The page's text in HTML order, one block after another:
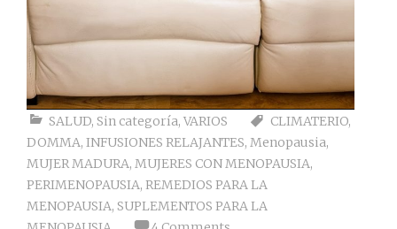
SALUD, Sin categoría, VARIOS CLIMATERIO,
DOMMA, INFUSIONES RELAJANTES, Menopausia,
MUJER MADURA, MUJERES CON MENOPAUSIA,
PERIMENOPAUSIA, REMEDIOS PARA LA
MENOPAUSIA, SUPLEMENTOS PARA LA